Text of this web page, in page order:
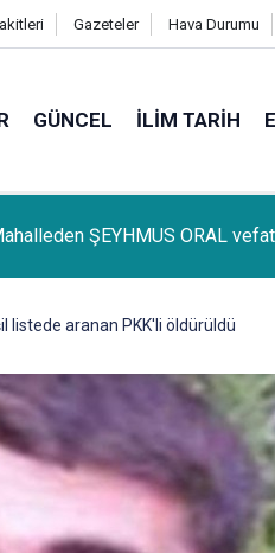
Gazeteler Hava Durumu
GÜNCEL İLIM TARIH
bağlı Kûrik Köyünden
listede aranan PKK'li öldürüldü